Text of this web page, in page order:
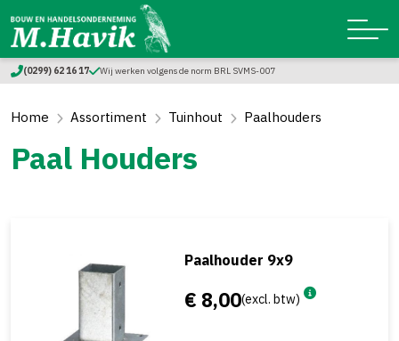
(0299) 62 16 17 Wij werken volgens de norm BRL SVMS-007
Home Assortiment Tuinhout Paalhouders
Paal Houders
Paalhouder 9x9
€ 8,00(excl. btw)